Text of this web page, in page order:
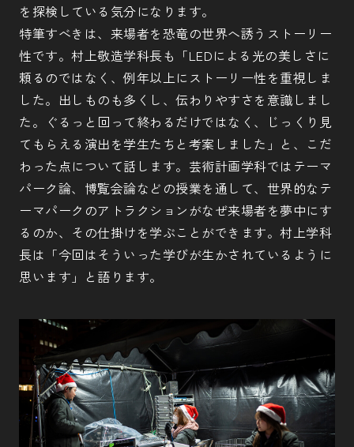
を探検している気分になります。
特筆すべきは、来場者を恐竜の世界へ誘うストーリー
性です。村上敬造学科長も「LEDによる光の美しさに
頼るのではなく、例年以上にストーリー性を重視しま
した。出しものも多くし、伝わりやすさを意識しまし
た。ぐるっと回って終わるだけではなく、じっくり見
てもらえる演出を学生たちと考案しました」と、こだ
わった点について話します。芸術計画学科ではテーマ
パーク論、博覧会論などの授業を通して、世界的なテ
ーマパークのアトラクションがなぜ来場者を夢中にす
るのか、その仕掛けを学ぶことができます。村上学科
長は「今回はそういった学びが生かされているように
思います」と語ります。